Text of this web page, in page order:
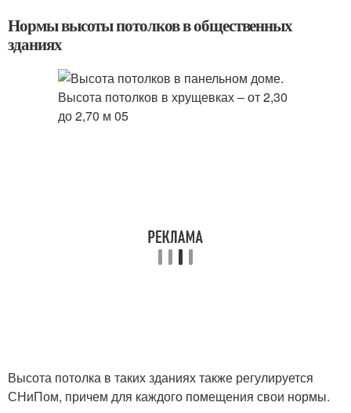
Нормы высоты потолков в общественных
зданиях
Высота потолка в таких зданиях также регулируется
СНиПом, причем для каждого помещения свои нормы.